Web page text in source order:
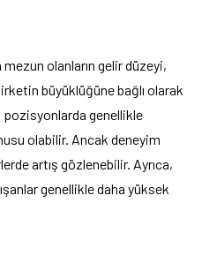
mezun olanların gelir düzeyi,
büyüklüğüne bağlı olarak
genellikle
olabilir. Ancak deneyim
artış gözlenebilir. Ayrıca,
genellikle daha yüksek